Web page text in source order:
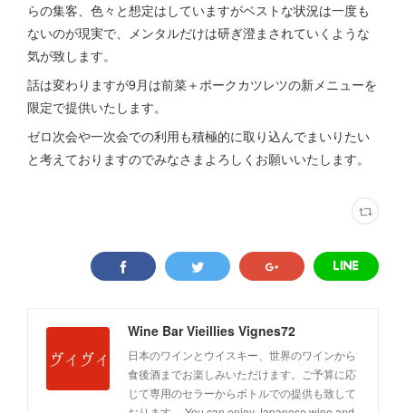
らの集客、色々と想定はしていますがベストな状況は一度も
ないのが現実で、メンタルだけは研ぎ澄まされていくような
気が致します。
話は変わりますが9月は前菜＋ポークカツレツの新メニューを
限定で提供いたします。
ゼロ次会や一次会での利用も積極的に取り込んでまいりたい
と考えておりますのでみなさまよろしくお願いいたします。
Wine Bar Vieillies Vignes72
日本のワインとウイスキー、世界のワインから
食後酒までお楽しみいただけます。ご予算に応
じて専用のセラーからボトルでの提供も致して